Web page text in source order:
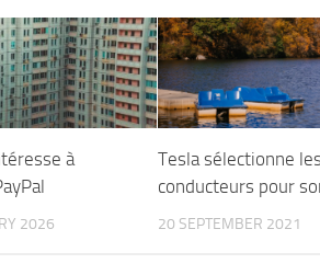
à
2026
Tesla sélectionne
conducteurs pour
20 SEPTEMBER 2021